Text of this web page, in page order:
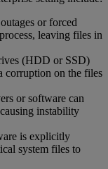
or forced
leaving files in
(HDD or SSD)
corruption on the files
or software can
instability
is explicitly
system files to